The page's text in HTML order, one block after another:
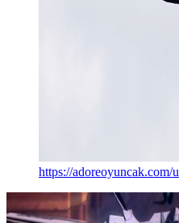
https://